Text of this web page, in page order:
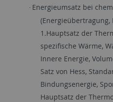
· Energieumsatz bei
(Energieübertragung,
1.Hauptsatz der
spezifische Wärme,
Innere Energie,
Satz von Hess,
Bindungsenergie,
Hauptsatz der